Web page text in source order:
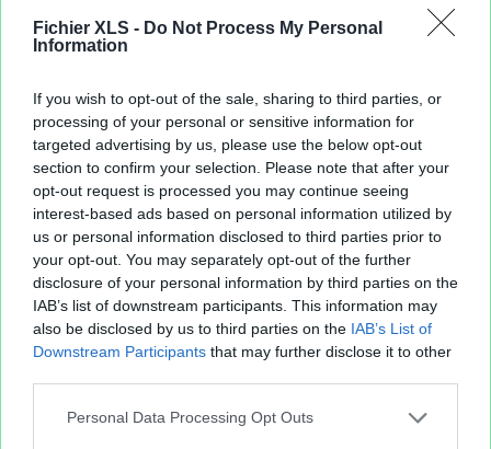
Fichier XLS - Do Not Process My Personal
Information
If you wish to opt-out of the sale, sharing to third parties, or
processing of your personal or sensitive information for
targeted advertising by us, please use the below opt-out
section to confirm your selection. Please note that after your
opt-out request is processed you may continue seeing
interest-based ads based on personal information utilized by
us or personal information disclosed to third parties prior to
your opt-out. You may separately opt-out of the further
disclosure of your personal information by third parties on the
IAB’s list of downstream participants. This information may
also be disclosed by us to third parties on the IAB’s List of
Downstream Participants that may further disclose it to other
Personal Data Processing Opt Outs